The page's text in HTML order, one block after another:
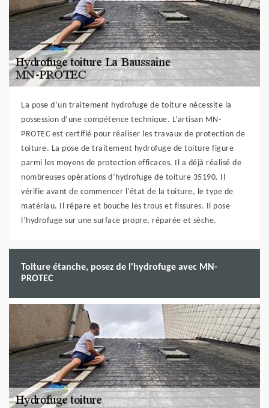
La pose d’un traitement hydrofuge de toiture nécessite la
possession d’une compétence technique. L’artisan MN-
PROTEC est certifié pour réaliser les travaux de protection de
toiture. La pose de traitement hydrofuge de toiture figure
parmi les moyens de protection efficaces. Il a déjà réalisé de
nombreuses opérations d’hydrofuge de toiture 35190. Il
vérifie avant de commencer l’état de la toiture, le type de
matériau. Il répare et bouche les trous et fissures. Il pose
l’hydrofuge sur une surface propre, réparée et sèche.
Toiture étanche, posez de l'hydrofuge avec MN-
PROTEC